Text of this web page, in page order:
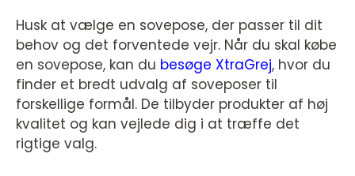
Husk at vælge en sovepose, der passer til dit
behov og det forventede vejr. Når du skal købe
en sovepose, kan du besøge XtraGrej, hvor du
finder et bredt udvalg af soveposer til
forskellige formål. De tilbyder produkter af høj
kvalitet og kan vejlede dig i at træffe det
rigtige valg.